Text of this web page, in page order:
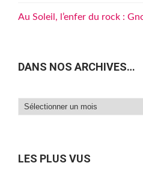
Au Soleil, l’enfer du rock :
DANS NOS ARCHIVES…
Dans
LES PLUS VUS